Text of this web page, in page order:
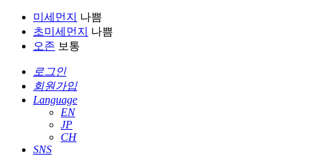
미세먼지
나쁨
초미세먼지
나쁨
오존 보통
로그인
회원가입
Language
EN
JP
CH
SNS